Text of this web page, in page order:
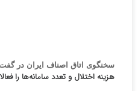
سخنگوی اتاق اصناف ایران در
هزینه اختلال و تعدد سامانه‌ها را